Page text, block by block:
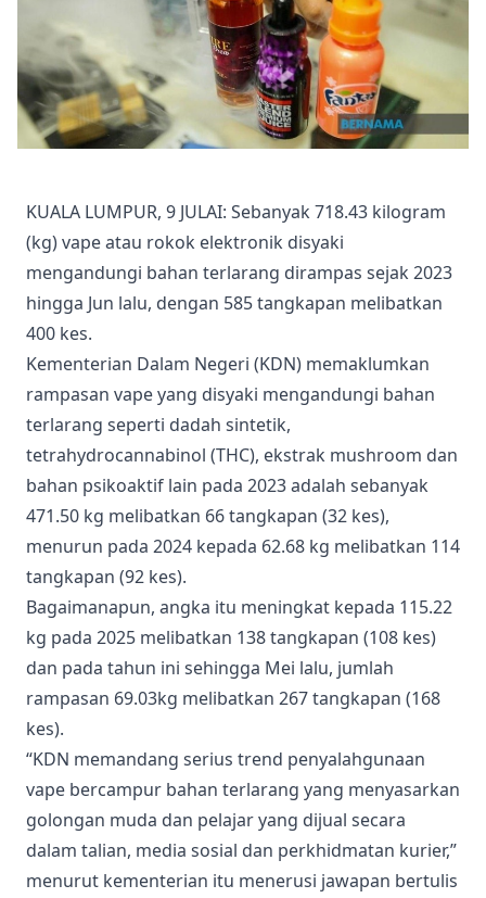
KUALA LUMPUR, 9 JULAI: Sebanyak 718.43 kilogram
(kg) vape atau rokok elektronik disyaki
mengandungi bahan terlarang dirampas sejak 2023
hingga Jun lalu, dengan 585 tangkapan melibatkan
400 kes.
Kementerian Dalam Negeri (KDN) memaklumkan
rampasan vape yang disyaki mengandungi bahan
terlarang seperti dadah sintetik,
tetrahydrocannabinol (THC), ekstrak mushroom dan
bahan psikoaktif lain pada 2023 adalah sebanyak
471.50 kg melibatkan 66 tangkapan (32 kes),
menurun pada 2024 kepada 62.68 kg melibatkan 114
tangkapan (92 kes).
Bagaimanapun, angka itu meningkat kepada 115.22
kg pada 2025 melibatkan 138 tangkapan (108 kes)
dan pada tahun ini sehingga Mei lalu, jumlah
rampasan 69.03kg melibatkan 267 tangkapan (168
kes).
“KDN memandang serius trend penyalahgunaan
vape bercampur bahan terlarang yang menyasarkan
golongan muda dan pelajar yang dijual secara
dalam talian, media sosial dan perkhidmatan kurier,”
menurut kementerian itu menerusi jawapan bertulis